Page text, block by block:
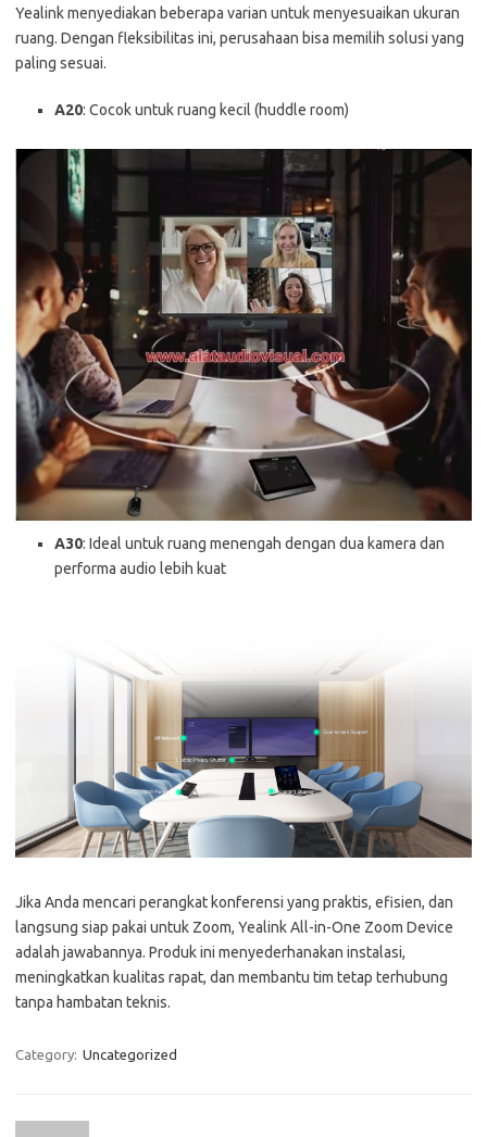
Yealink menyediakan beberapa varian untuk menyesuaikan ukuran
ruang. Dengan fleksibilitas ini, perusahaan bisa memilih solusi yang
paling sesuai.
A20: Cocok untuk ruang kecil (huddle room)
A30: Ideal untuk ruang menengah dengan dua kamera dan
performa audio lebih kuat
Jika Anda mencari perangkat konferensi yang praktis, efisien, dan
langsung siap pakai untuk Zoom, Yealink All-in-One Zoom Device
adalah jawabannya. Produk ini menyederhanakan instalasi,
meningkatkan kualitas rapat, dan membantu tim tetap terhubung
tanpa hambatan teknis.
Category: Uncategorized